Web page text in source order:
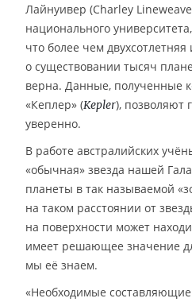
Лайнуивер (Charley
национального
что более чем двухсотлетняя
о существовании тысяч
верна. Данные, полученные
«Кеплер» (Kepler), позволяют
уверенно.
В работе австралийских
«обычная» звезда нашей
планеты в так называемой
на таком расстоянии от
на поверхности может
имеет решающее значение
мы её знаем.
«Необходимые